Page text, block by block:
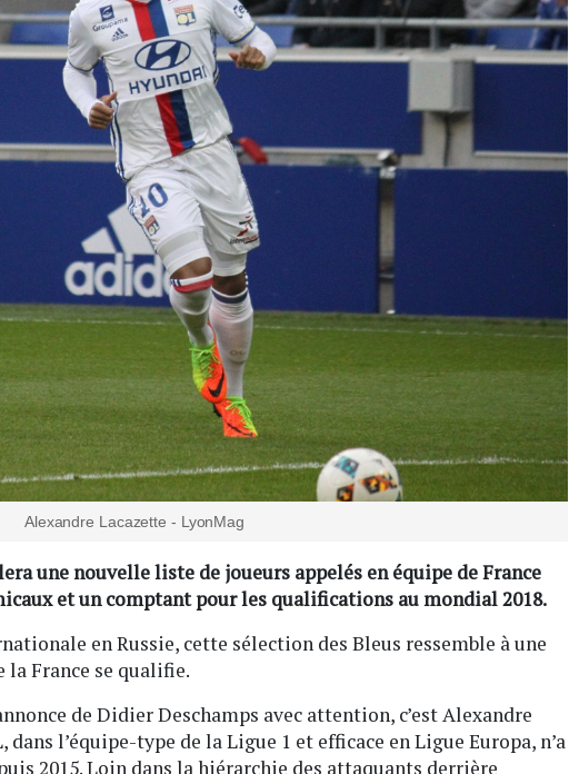
Alexandre Lacazette - LyonMag
une nouvelle liste de joueurs appelés en équipe de France
et un comptant pour les qualifications au mondial 2018.
en Russie, cette sélection des Bleus ressemble à une
France se qualifie.
de Didier Deschamps avec attention, c’est Alexandre
l’équipe-type de la Ligue 1 et efficace en Ligue Europa, n’a
2015. Loin dans la hiérarchie des attaquants derrière